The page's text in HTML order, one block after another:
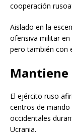
cooperación
Aislado en la
ofensiva militar
pero también con
Mantiene
El ejército ruso
centros de
occidentales
Ucrania.